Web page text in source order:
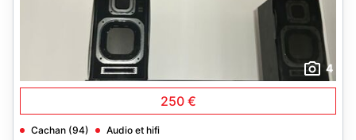
4
250 €
Cachan (94) Audio et hifi